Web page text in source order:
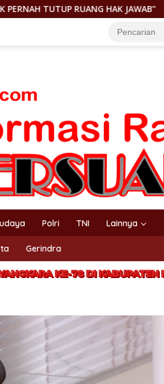
GEGER! JENAZAH
Polri TNI Lainnya
Gerindra
KE-78 DI KABUPATEN